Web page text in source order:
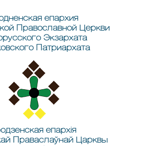
епархия
Православной Церкви
Экзархата
Патриархата
епархія
Праваслаўнай Царквы